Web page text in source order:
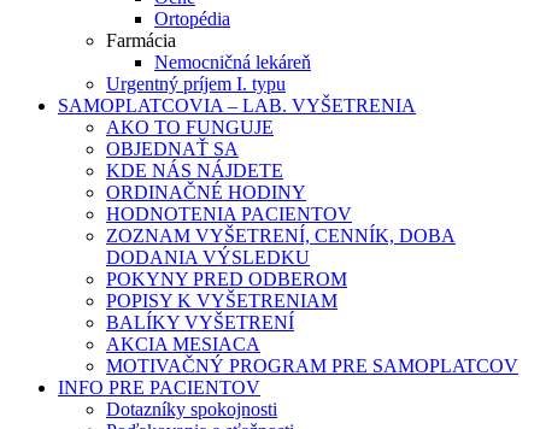
Ortopédia
Farmácia
Nemocničná lekáreň
Urgentný príjem I. typu
SAMOPLATCOVIA – LAB. VYŠETRENIA
AKO TO FUNGUJE
OBJEDNAŤ SA
KDE NÁS NÁJDETE
ORDINAČNÉ HODINY
HODNOTENIA PACIENTOV
ZOZNAM VYŠETRENÍ, CENNÍK, DOBA
DODANIA VÝSLEDKU
POKYNY PRED ODBEROM
POPISY K VYŠETRENIAM
BALÍKY VYŠETRENÍ
AKCIA MESIACA
MOTIVAČNÝ PROGRAM PRE SAMOPLATCOV
INFO PRE PACIENTOV
Dotazníky spokojnosti